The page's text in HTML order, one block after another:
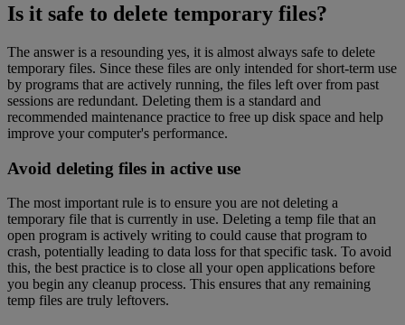
Is it safe to delete temporary files?
The answer is a resounding yes, it is almost always safe to delete
temporary files. Since these files are only intended for short-term use
by programs that are actively running, the files left over from past
sessions are redundant. Deleting them is a standard and
recommended maintenance practice to free up disk space and help
improve your computer's performance.
Avoid deleting files in active use
The most important rule is to ensure you are not deleting a
temporary file that is currently in use. Deleting a temp file that an
open program is actively writing to could cause that program to
crash, potentially leading to data loss for that specific task. To avoid
this, the best practice is to close all your open applications before
you begin any cleanup process. This ensures that any remaining
temp files are truly leftovers.